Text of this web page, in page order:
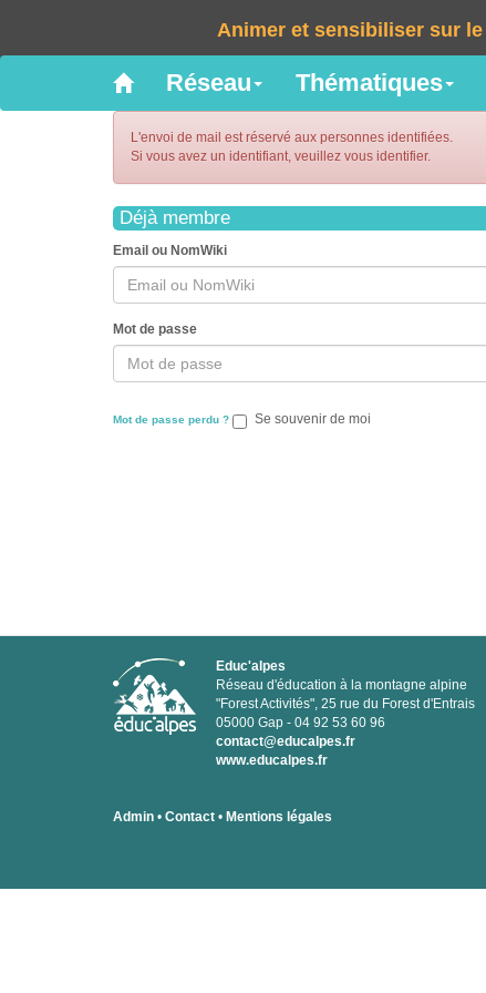
Animer et sensibiliser sur
Réseau Thématiques
L'envoi de mail est réservé aux personnes identifiées.
Si vous avez un identifiant, veuillez vous identifier.
Déjà membre
Email ou NomWiki
Mot de passe
Mot de passe perdu ? Se souvenir de moi
Educ'alpes
Réseau d'éducation à la montagne alpine
"Forest Activités", 25 rue du Forest d'Entrais
05000 Gap - 04 92 53 60 96
contact@educalpes.fr
www.educalpes.fr
Admin • Contact • Mentions légales